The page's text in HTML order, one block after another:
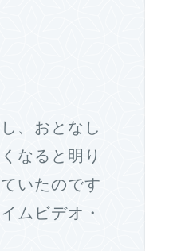
、おとなし
なると明り
いたのです
ムビデオ・